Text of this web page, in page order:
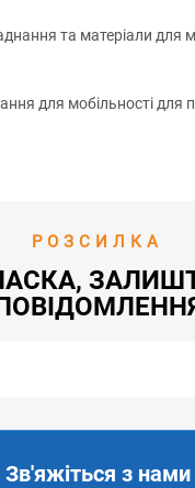
та матеріали для
для мобільності для
РОЗСИЛКА
Зв'яжіться з нами